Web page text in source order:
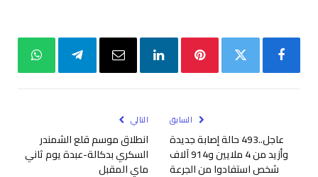
لينكدإن البريد
السابق
عاجل..493 حالة إصابة جديدة
وأزيد من 4 ملايين و914 آلاف
شخص استفادوا من الجرعة
التالي
انطلاق موسم قلع الشمندر
السكري بدكالة-عبدة يوم ثاني
ماي المقبل